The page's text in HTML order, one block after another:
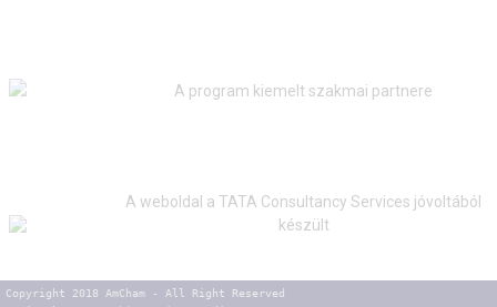
A program kiemelt szakmai partnere
A weboldal a TATA Consultancy Services jóvoltából
készült
Copyright 2018 AmCham - All Right Reserved